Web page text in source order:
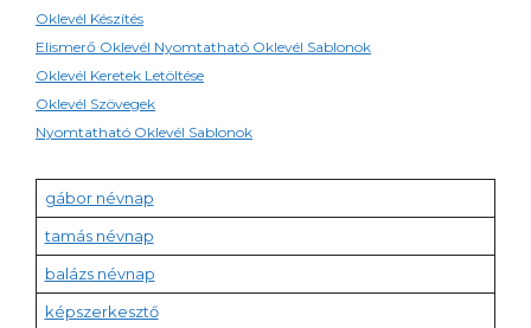
Oklevél Készítés
Elismerő Oklevél Nyomtatható Oklevél Sablonok
Oklevél Keretek Letöltése
Oklevél Szövegek
Nyomtatható Oklevél Sablonok
gábor névnap
tamás névnap
balázs névnap
képszerkesztő